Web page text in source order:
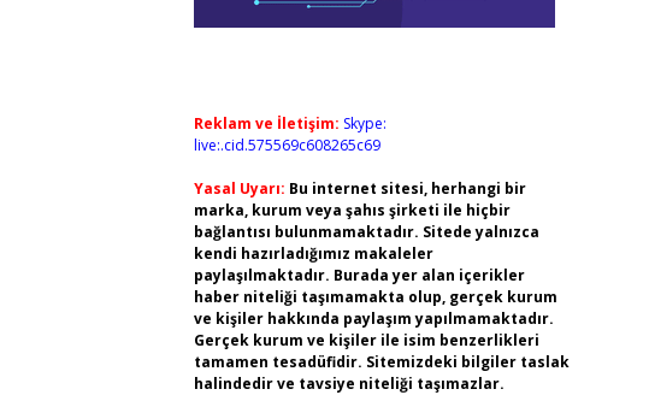
Reklam ve İletişim: Skype:
live:.cid.575569c608265c69
Yasal Uyarı: Bu internet sitesi, herhangi bir
marka, kurum veya şahıs şirketi ile hiçbir
bağlantısı bulunmamaktadır. Sitede yalnızca
kendi hazırladığımız makaleler
paylaşılmaktadır. Burada yer alan içerikler
haber niteliği taşımamakta olup, gerçek kurum
ve kişiler hakkında paylaşım yapılmamaktadır.
Gerçek kurum ve kişiler ile isim benzerlikleri
tamamen tesadüfidir. Sitemizdeki bilgiler taslak
halindedir ve tavsiye niteliği taşımazlar.